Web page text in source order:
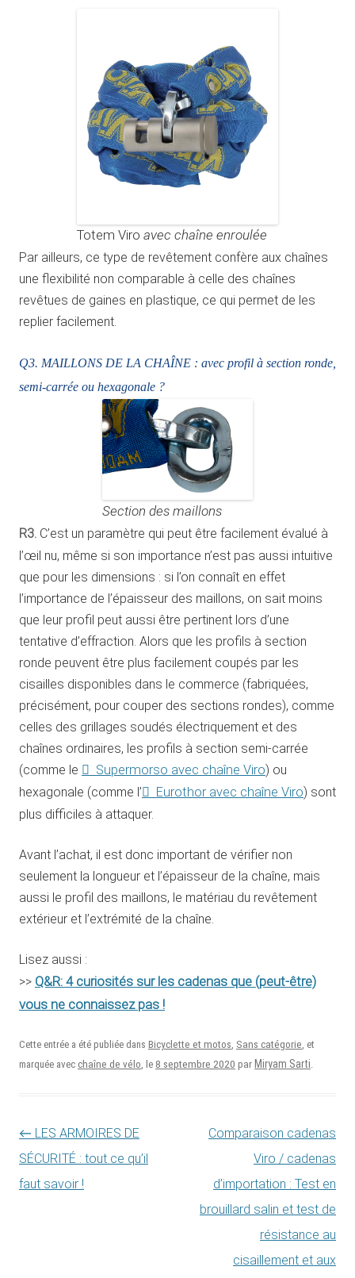
Totem Viro avec chaîne enroulée
Par ailleurs, ce type de revêtement confère aux chaînes
une flexibilité non comparable à celle des chaînes
revêtues de gaines en plastique, ce qui permet de les
replier facilement.
Q3. MAILLONS DE LA CHAÎNE : avec profil à section ronde,
semi-carrée ou hexagonale ?
Section des maillons
R3. C’est un paramètre qui peut être facilement évalué à
l’œil nu, même si son importance n’est pas aussi intuitive
que pour les dimensions : si l’on connaît en effet
l’importance de l’épaisseur des maillons, on sait moins
que leur profil peut aussi être pertinent lors d’une
tentative d’effraction. Alors que les profils à section
ronde peuvent être plus facilement coupés par les
cisailles disponibles dans le commerce (fabriquées,
précisément, pour couper des sections rondes), comme
celles des grillages soudés électriquement et des
chaînes ordinaires, les profils à section semi-carrée
(comme le
Supermorso avec chaîne Viro) ou
hexagonale (comme l’
Eurothor avec chaîne Viro) sont
plus difficiles à attaquer.
Avant l’achat, il est donc important de vérifier non
seulement la longueur et l’épaisseur de la chaîne, mais
aussi le profil des maillons, le matériau du revêtement
extérieur et l’extrémité de la chaîne.
Lisez aussi :
>> Q&R: 4 curiosités sur les cadenas que (peut-être)
vous ne connaissez pas !
Cette entrée a été publiée dans Bicyclette et motos, Sans catégorie, et
marquée avec chaîne de vélo, le 8 septembre 2020 par Miryam Sarti.
Navigation des articles
← LES ARMOIRES DE
SÉCURITÉ : tout ce qu’il
faut savoir !
Comparaison cadenas
Viro / cadenas
d’importation : Test en
brouillard salin et test de
résistance au
cisaillement et aux